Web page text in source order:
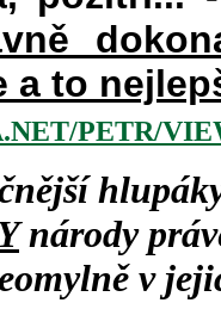
a to
PETR/
národy
v